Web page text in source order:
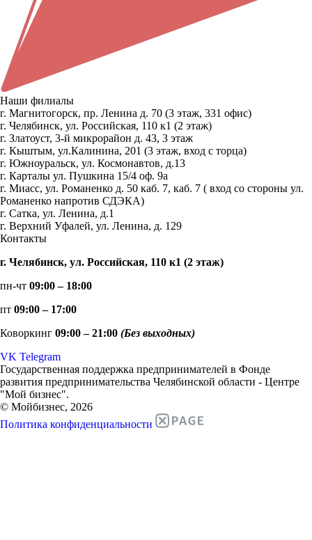
Наши филиалы
г. Магнитогорск, пр. Ленина д. 70 (3 этаж, 331 офис)
г. Челябинск, ул. Российская, 110 к1 (2 этаж)
г. Златоуст, 3-й микрорайон д. 43, 3 этаж
г. Кыштым, ул.Калинина, 201 (3 этаж, вход с торца)
г. Южноуральск, ул. Космонавтов, д.13
г. Карталы ул. Пушкина 15/4 оф. 9а
г. Миасс, ул. Романенко д. 50 каб. 7, каб. 7 ( вход со стороны ул.
Романенко напротив СДЭКА)
г. Сатка, ул. Ленина, д.1
г. Верхний Уфалей, ул. Ленина, д. 129
Контакты
г. Челябинск, ул. Российская, 110 к1 (2 этаж)
пн-чт 09:00 – 18:00
пт 09:00 – 17:00
Коворкинг 09:00 – 21:00 (Без выходных)
VK Telegram
Государственная поддержка предпринимателей в Фонде
развития предпринимательства Челябинской области - Центре
"Мой бизнес".
© Мойбизнес, 2026
Политика конфиденциальности